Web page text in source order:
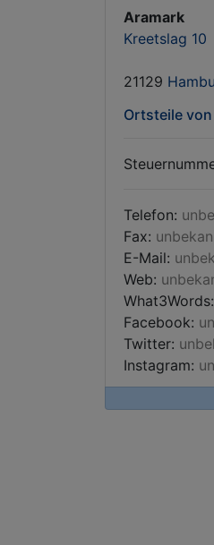
Aramark
Kreetslag 10
21129
Ortsteile
Telefon:
Fax:
E-Mail:
Web:
What3Words:
Facebook:
Twitter:
Instagram: